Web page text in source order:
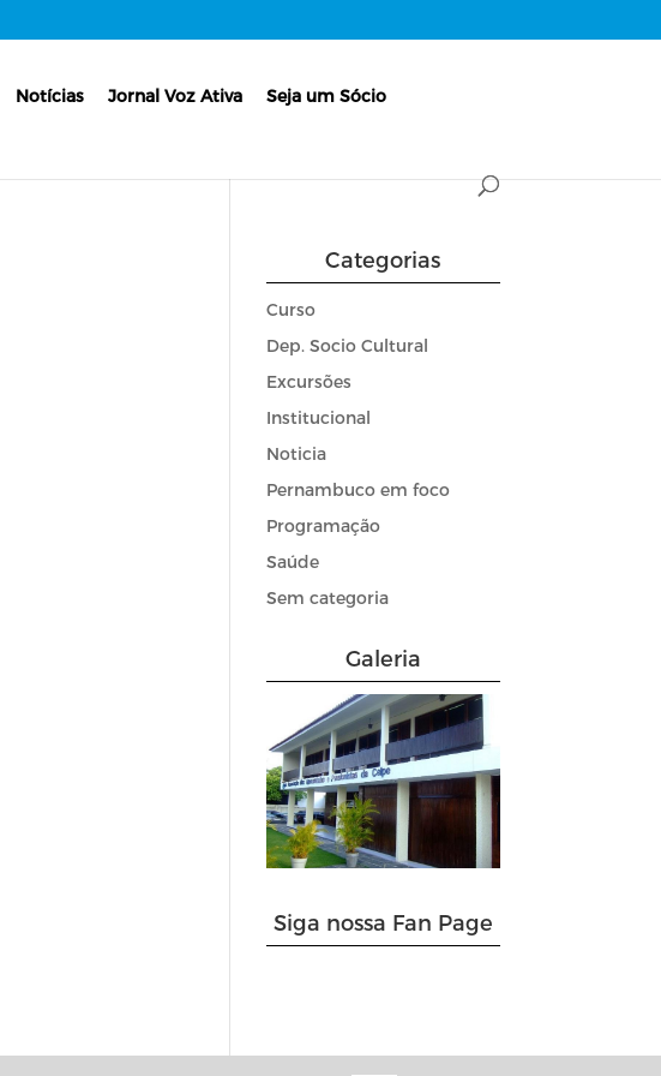
Notícias Jornal Voz Ativa Seja um Sócio
Categorias
Curso
Dep. Socio Cultural
Excursões
Institucional
Noticia
Pernambuco em foco
Programação
Saúde
Sem categoria
Galeria
Siga nossa Fan Page